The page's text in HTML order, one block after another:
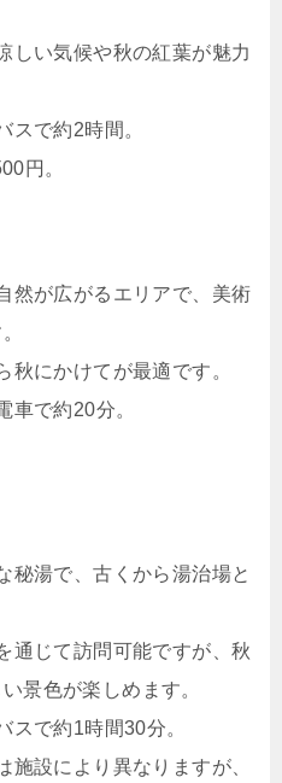
しい気候や秋の紅葉が魅力
スで約2時間。​
円。​
然が広がるエリアで、美術
秋にかけてが最適です。
車で約20分。
秘湯で、古くから湯治場と
通じて訪問可能ですが、秋
景色が楽しめます。
スで約1時間30分。
施設により異なりますが、